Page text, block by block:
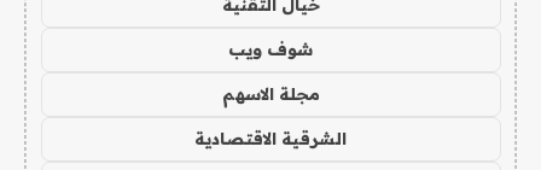
شوف ويب
مجلة الاسهم
الشرقية الاقتصادية